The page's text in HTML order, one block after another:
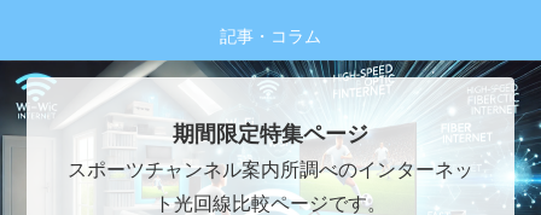
記事・コラム
期間限定特集ページ
スポーツチャンネル案内所調べのインターネッ
ト光回線比較ページです。